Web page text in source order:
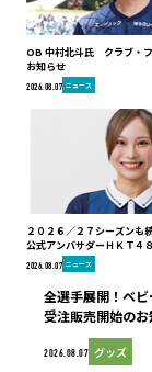
OB 中村北斗氏 クラブ・
お知らせ
2026.08.07 ニュース
２０２６／２７シーズンも
公式アンバサダーＨＫＴ４
2026.08.07 ニュース
2026.08.07 グッズ
全選手展開！ベ
受注販売開始の